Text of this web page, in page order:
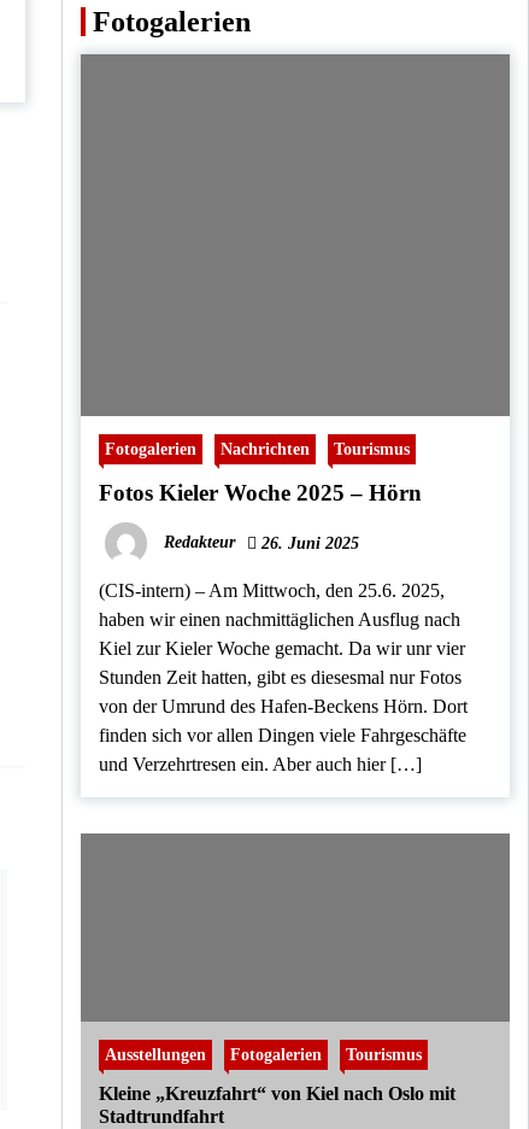
Fotogalerien
Fotogalerien Nachrichten Tourismus
Fotos Kieler Woche 2025 – Hörn
Redakteur 26. Juni 2025
(CIS-intern) – Am Mittwoch, den 25.6. 2025,
haben wir einen nachmittäglichen Ausflug nach
Kiel zur Kieler Woche gemacht. Da wir unr vier
Stunden Zeit hatten, gibt es diesesmal nur Fotos
von der Umrund des Hafen-Beckens Hörn. Dort
finden sich vor allen Dingen viele Fahrgeschäfte
und Verzehrtresen ein. Aber auch hier […]
Ausstellungen Fotogalerien Tourismus
Kleine „Kreuzfahrt“ von Kiel nach Oslo mit
Stadtrundfahrt